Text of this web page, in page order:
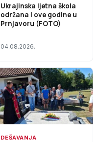
Ukrajinska ljetna škola
održana i ove godine u
Prnjavoru (FOTO)
04.08.2026.
DEŠAVANJA